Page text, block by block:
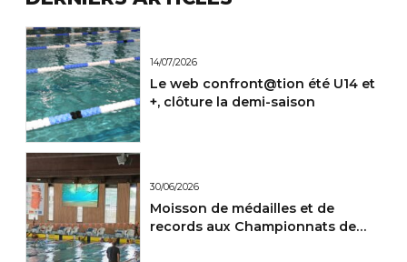
14/07/2026
Le web confront@tion été U14 et
+, clôture la demi-saison
30/06/2026
Moisson de médailles et de
records aux Championnats de